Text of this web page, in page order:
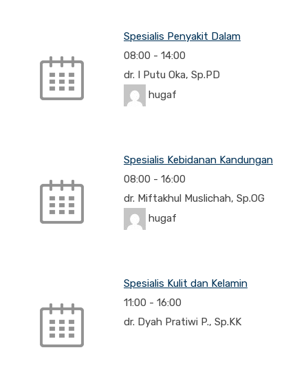
Spesialis Penyakit Dalam
08:00 - 14:00
dr. I Putu Oka, Sp.PD
hugaf
Spesialis Kebidanan Kandungan
08:00 - 16:00
dr. Miftakhul Muslichah, Sp.OG
hugaf
Spesialis Kulit dan Kelamin
11:00 - 16:00
dr. Dyah Pratiwi P., Sp.KK